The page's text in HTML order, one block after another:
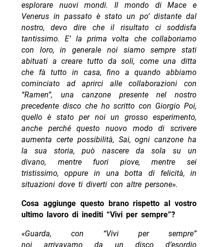
esplorare nuovi mondi. Il mondo di Mace e
Venerus in passato è stato un po’ distante dal
nostro, devo dire che il risultato ci soddisfa
tantissimo. E’ la prima volta che collaboriamo
con loro, in generale noi siamo sempre stati
abituati a creare tutto da soli, come una ditta
che fà tutto in casa, fino a quando abbiamo
cominciato ad aprirci alle collaborazioni con
“Ramen”, una canzone presente nel nostro
precedente disco che ho scritto con Giorgio Poi,
quello è stato per noi un grosso esperimento,
anche perché questo nuovo modo di scrivere
aumenta certe possibilità, Sai, ogni canzone ha
la sua storia, può nascere da sola su un
divano, mentre fuori piove, mentre sei
tristissimo, oppure in una botta di felicità, in
situazioni dove ti diverti con altre persone».
Cosa aggiunge questo brano rispetto al vostro
ultimo lavoro di inediti “Vivi per sempre”?
«Guarda, con “Vivi per sempre”
noi arrivavamo da un disco d’esordio